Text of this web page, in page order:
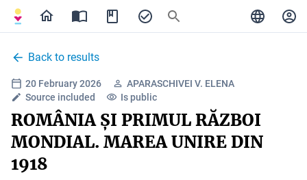
Back to results
20 February 2026
APARASCHIVEI V. ELENA
Source included
Is public
ROMÂNIA ȘI PRIMUL RĂZBOI
MONDIAL. MAREA UNIRE DIN
1918